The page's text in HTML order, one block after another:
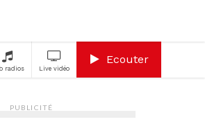
radios Live vidéo
Ecouter
PUBLICITÉ